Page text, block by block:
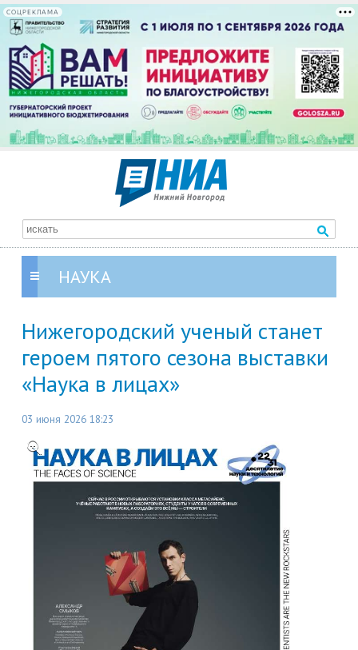
СОЦРЕКЛАМА
НАУКА
Нижегородский ученый станет
героем пятого сезона выставки
«Наука в лицах»
03 июня 2026 18:23